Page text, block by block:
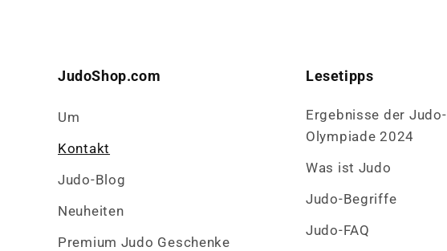
JudoShop.com
Um
Kontakt
Judo-Blog
Neuheiten
Premium Judo Geschenke
Lesetipps
Ergebnisse der Judo-
Olympiade 2024
Was ist Judo
Judo-Begriffe
Judo-FAQ